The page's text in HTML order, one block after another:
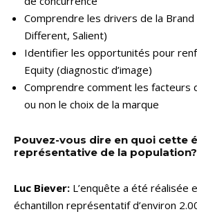
Comprendre les drivers de la Brand
Different, Salient)
Identifier les opportunités pour
Equity (diagnostic d’image)
Comprendre comment les facteurs
ou non le choix de la marque
Pouvez-vous dire en quoi cette
représentative de la population?
Luc Biever: L’enquête a été réalisée
échantillon représentatif d’environ